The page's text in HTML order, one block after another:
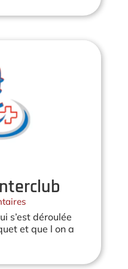
s’est déroulée
et que l on a